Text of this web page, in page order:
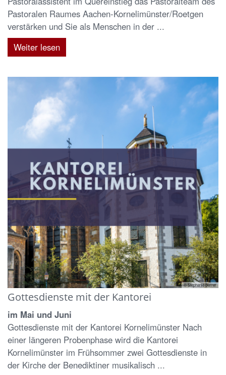
Pastoralen Raumes Aachen-Kornelimünster/Roetgen
verstärken und Sie als Menschen in der ...
Weiter lesen
© Stephanie Berrer
Gottesdienste mit der Kantorei
im Mai und Juni
Gottesdienste mit der Kantorei Kornelimünster Nach
einer längeren Probenphase wird die Kantorei
Kornelimünster im Frühsommer zwei Gottesdienste in
der Kirche der Benediktiner musikalisch ...